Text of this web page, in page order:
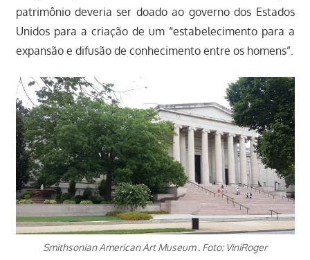
patrimônio deveria ser doado ao governo dos Estados
Unidos para a criação de um “estabelecimento para a
expansão e difusão de conhecimento entre os homens”.
Smithsonian American Art Museum . Foto: ViniRoger